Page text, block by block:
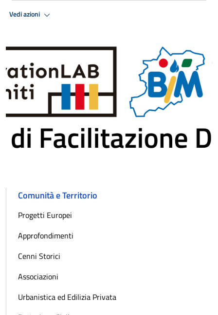
Vedi azioni
Comunità e Territorio
Progetti Europei
Approfondimenti
Cenni Storici
Associazioni
Urbanistica ed Edilizia Privata